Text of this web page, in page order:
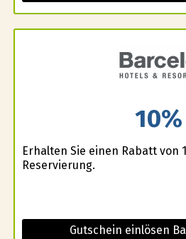
10%
Erhalten Sie einen Rabatt von
Reservierung.
Gutschein einlösen